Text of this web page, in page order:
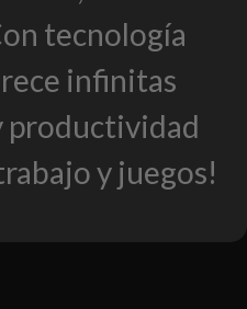
tecnología
infinitas
productividad
y juegos!